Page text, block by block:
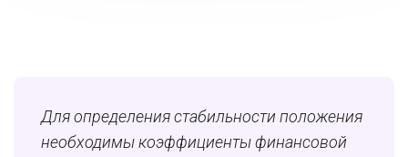
Для определения стабильности положения
необходимы коэффициенты финансовой